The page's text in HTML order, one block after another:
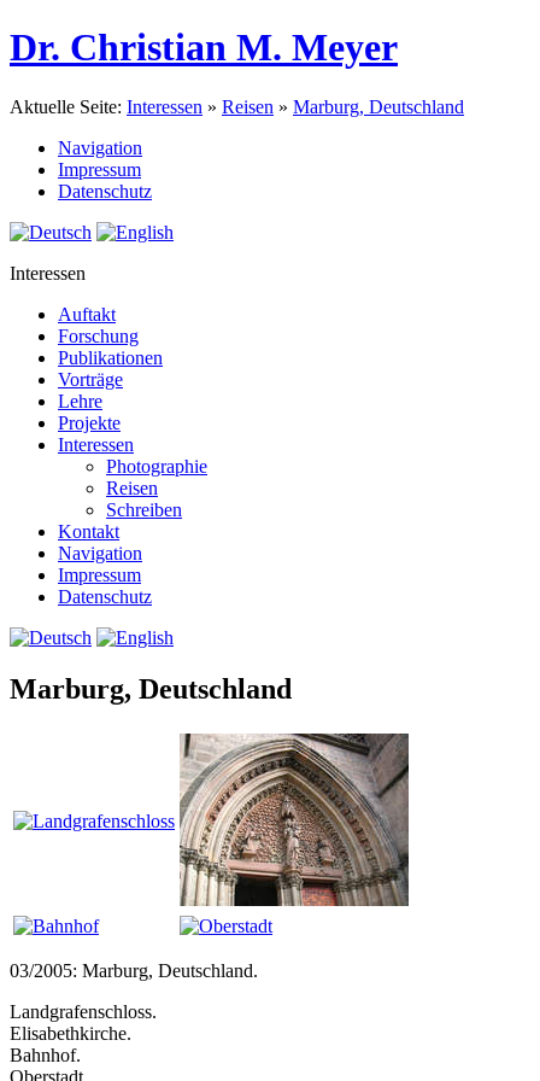
Dr. Christian M. Meyer
Aktuelle Seite: Interessen » Reisen » Marburg, Deutschland
Navigation
Impressum
Datenschutz
Interessen
Auftakt
Forschung
Publikationen
Vorträge
Lehre
Projekte
Interessen
Photographie
Reisen
Schreiben
Kontakt
Navigation
Impressum
Datenschutz
Marburg, Deutschland
03/2005: Marburg, Deutschland.
Landgrafenschloss.
Elisabethkirche.
Bahnhof.
Oberstadt.